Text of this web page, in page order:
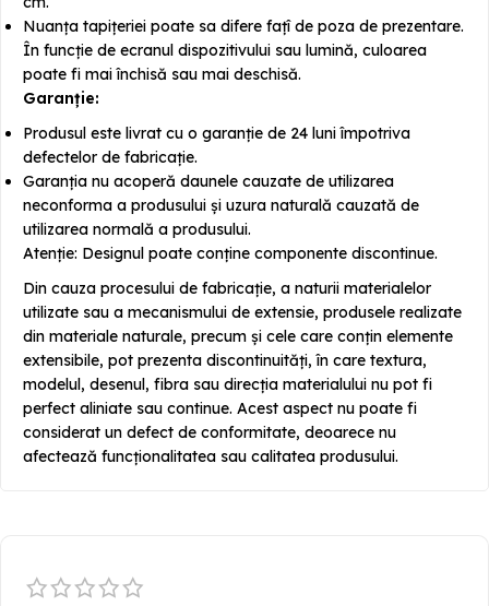
Nuanța tapițeriei poate sa difere fațî de poza de prezentare.
În funcție de ecranul dispozitivului sau lumină, culoarea
poate fi mai închisă sau mai deschisă.
Garanție:
Produsul este livrat cu o garanție de 24 luni împotriva
defectelor de fabricație.
Garanția nu acoperă daunele cauzate de utilizarea
neconforma a produsului și uzura naturală cauzată de
utilizarea normală a produsului.
Atenție: Designul poate conține componente discontinue.
Din cauza procesului de fabricație, a naturii materialelor
utilizate sau a mecanismului de extensie, produsele realizate
din materiale naturale, precum și cele care conțin elemente
extensibile, pot prezenta discontinuități, în care textura,
modelul, desenul, fibra sau direcția materialului nu pot fi
perfect aliniate sau continue. Acest aspect nu poate fi
considerat un defect de conformitate, deoarece nu
afectează funcționalitatea sau calitatea produsului.